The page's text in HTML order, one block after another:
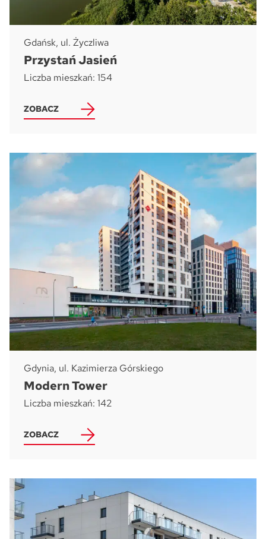
Gdańsk, ul. Życzliwa
Przystań Jasień
Liczba mieszkań: 154
ZOBACZ
Gdynia, ul. Kazimierza Górskiego
Modern Tower
Liczba mieszkań: 142
ZOBACZ